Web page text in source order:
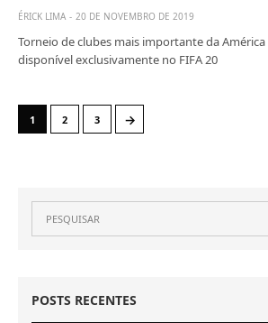
ÉRICK LIMA 20 DE NOVEMBRO DE 2019
Torneio de clubes mais importante da
disponível exclusivamente no FIFA 20
1 2 3 →
POSTS RECENTES